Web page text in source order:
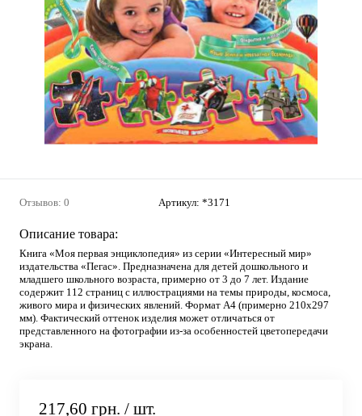
Отзывов: 0 Артикул: *3171
Описание товара:
Книга «Моя первая энциклопедия» из серии «Интересный мир»
издательства «Пегас». Предназначена для детей дошкольного и
младшего школьного возраста, примерно от 3 до 7 лет. Издание
содержит 112 страниц с иллюстрациями на темы природы, космоса,
живого мира и физических явлений. Формат А4 (примерно 210х297
мм). Фактический оттенок изделия может отличаться от
представленного на фотографии из-за особенностей цветопередачи
экрана.
217,60 грн. / шт.